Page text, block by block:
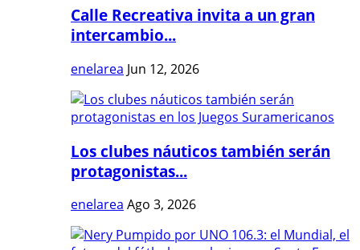
Calle Recreativa invita a un gran
intercambio...
enelarea Jun 12, 2026
Los clubes náuticos también serán
protagonistas...
enelarea Ago 3, 2026